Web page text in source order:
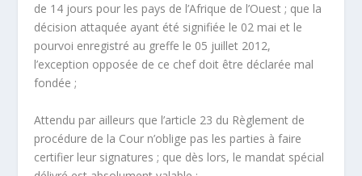
de 14 jours pour les pays de l’Afrique de l’Ouest ; que la
décision attaquée ayant été signifiée le 02 mai et le
pourvoi enregistré au greffe le 05 juillet 2012,
l’exception opposée de ce chef doit être déclarée mal
fondée ;
Attendu par ailleurs que l’article 23 du Règlement de
procédure de la Cour n’oblige pas les parties à faire
certifier leur signatures ; que dès lors, le mandat spécial